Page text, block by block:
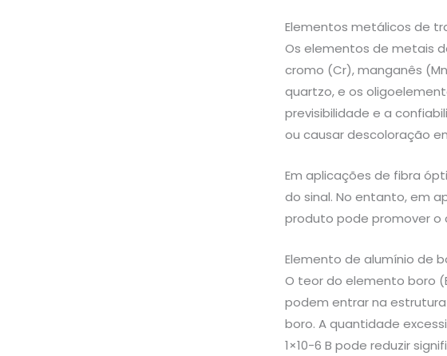
Elementos metálicos de
Os elementos de metais
cromo (Cr), manganês
quartzo, e os
previsibilidade e a
ou causar descoloração
Em aplicações de fibra
do sinal. No entanto, em
produto pode promover o
Elemento de alumínio de
O teor do elemento boro
podem entrar na
boro. A quantidade
1×10-6 B pode reduzir